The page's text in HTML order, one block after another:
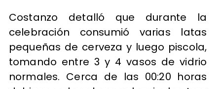
Costanzo detalló que durante la
celebración consumió varias latas
pequeñas de cerveza y luego piscola,
tomando entre 3 y 4 vasos de vidrio
normales. Cerca de las 00:20 horas